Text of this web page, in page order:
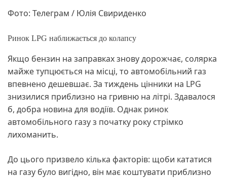
Фото: Телеграм / Юлія Свириденко
Ринок LPG наближається до колапсу
Якщо бензин на заправках знову дорожчає, солярка
майже тупцюється на місці, то автомобільний газ
впевнено дешевшає. За тиждень цінники на LPG
знизилися приблизно на гривню на літрі. Здавалося
б, добра новина для водіїв. Однак ринок
автомобільного газу з початку року стрімко
лихоманить.
До цього призвело кілька факторів: щоби кататися
на газу було вигідно, він має коштувати приблизно